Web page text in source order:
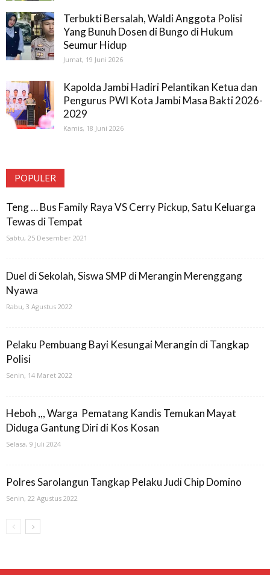
Terbukti Bersalah, Waldi Anggota Polisi
Yang Bunuh Dosen di Bungo di Hukum
Seumur Hidup
Jumat, 19 Juni 2026
Kapolda Jambi Hadiri Pelantikan Ketua dan
Pengurus PWI Kota Jambi Masa Bakti 2026-
2029
Kamis, 18 Juni 2026
POPULER
Teng … Bus Family Raya VS Cerry Pickup, Satu Keluarga
Tewas di Tempat
Sabtu, 25 Desember 2021
Duel di Sekolah, Siswa SMP di Merangin Merenggang
Nyawa
Rabu, 3 Agustus 2022
Pelaku Pembuang Bayi Kesungai Merangin di Tangkap
Polisi
Senin, 14 Maret 2022
Heboh ,,, Warga Pematang Kandis Temukan Mayat
Diduga Gantung Diri di Kos Kosan
Selasa, 9 Juli 2024
Polres Sarolangun Tangkap Pelaku Judi Chip Domino
Senin, 22 Agustus 2022